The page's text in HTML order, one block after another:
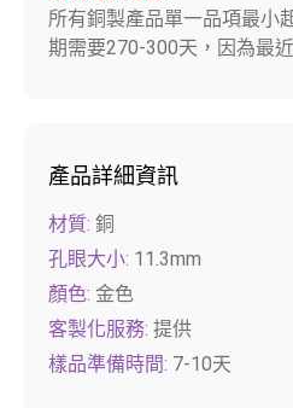
所有銅製產品單一品項最小
期需要270-300天，因為最
產品詳細資訊
材質: 銅
孔眼大小: 11.3mm
顏色: 金色
客製化服務: 提供
樣品準備時間: 7-10天